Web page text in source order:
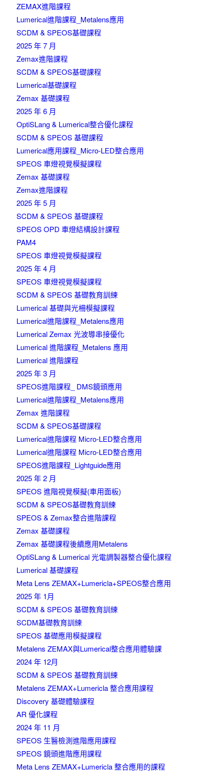
ZEMAX進階課程
Lumerical進階課程_Metalens應用
SCDM & SPEOS基礎課程
2025 年 7 月
Zemax進階課程
SCDM & SPEOS基礎課程
Lumerical基礎課程
Zemax 基礎課程
2025 年 6 月
OptiSLang & Lumerical整合優化課程
SCDM & SPEOS 基礎課程
Lumerical應用課程_Micro-LED整合應用
SPEOS 車燈視覺模擬課程
Zemax 基礎課程
Zemax進階課程
2025 年 5 月
SCDM & SPEOS 基礎課程
SPEOS OPD 車燈結構設計課程
PAM4
SPEOS 車燈視覺模擬課程
2025 年 4 月
SPEOS 車燈視覺模擬課程
SCDM & SPEOS 基礎教育訓練
Lumerical 基礎與光柵模擬課程
Lumerical進階課程_Metalens應用
Lumerical Zemax 光波導串接優化
Lumerical 進階課程_Metalens 應用
Lumerical 進階課程
2025 年 3 月
SPEOS進階課程_ DMS鏡頭應用
Lumerical進階課程_Metalens應用
Zemax 進階課程
SCDM & SPEOS基礎課程
Lumerical進階課程 Micro-LED整合應用
Lumerical進階課程 Micro-LED整合應用
SPEOS進階課程_Lightguide應用
2025 年 2 月
SPEOS 進階視覺模擬(車用面板)
SCDM & SPEOS基礎教育訓練
SPEOS & Zemax整合進階課程
Zemax 基礎課程
Zemax 基礎課程後續應用Metalens
OptiSLang & Lumerical 光電調製器整合優化課程
Lumerical 基礎課程
Meta Lens ZEMAX+Lumericla+SPEOS整合應用
2025 年 1月
SCDM & SPEOS 基礎教育訓練
SCDM基礎教育訓練
SPEOS 基礎應用模擬課程
Metalens ZEMAX與Lumerical整合應用體驗課
2024 年 12月
SCDM & SPEOS 基礎教育訓練
Metalens ZEMAX+Lumericla 整合應用課程
Discovery 基礎體驗課程
AR 優化課程
2024 年 11 月
SPEOS 生醫檢測進階應用課程
SPEOS 鏡頭進階應用課程
Meta Lens ZEMAX+Lumericla 整合應用的課程